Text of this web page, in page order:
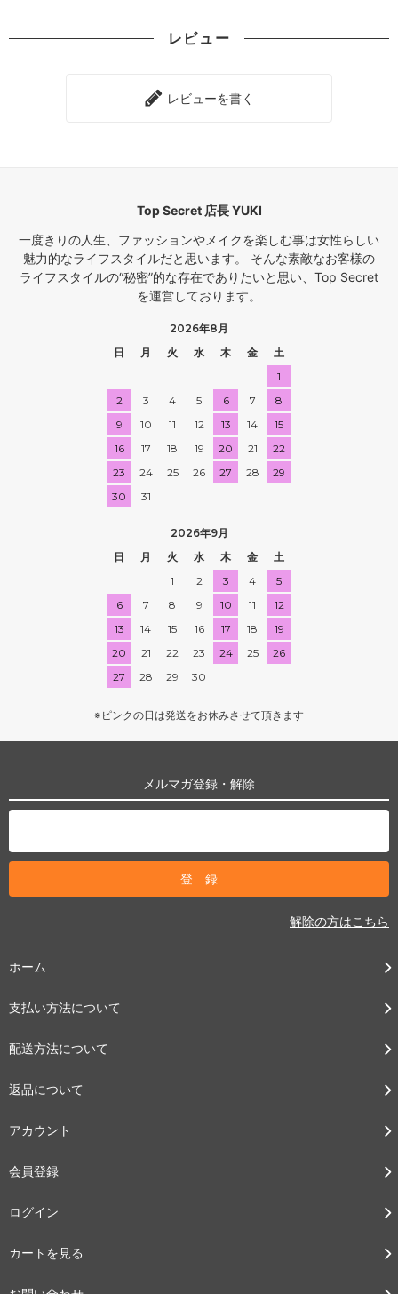
レビュー
レビューを書く
Top Secret 店長 YUKI
一度きりの人生、ファッションやメイクを楽しむ事は女性らしい
魅力的なライフスタイルだと思います。 そんな素敵なお客様の
ライフスタイルの“秘密”的な存在でありたいと思い、Top Secret
を運営しております。
2026年8月
日
月 火 水 木 金
土
1
2
3 4 5 6 7
8
9
10 11 12 13 14
15
16
17 18 19 20 21
22
23
24 25 26 27 28
29
30
31
2026年9月
日
月 火 水 木 金
土
1
2 3 4
5
6
7 8 9 10 11
12
13
14 15 16 17 18
19
20
21 22 23 24 25
26
27
28 29 30
※ピンクの日は発送をお休みさせて頂きます
メルマガ登録・解除
解除の方はこちら
ホーム
支払い方法について
配送方法について
返品について
アカウント
会員登録
ログイン
カートを見る